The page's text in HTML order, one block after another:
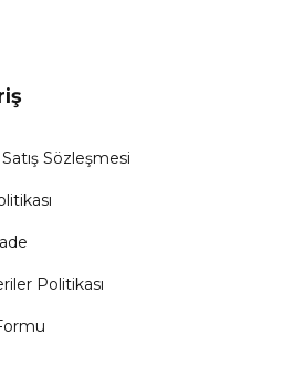
Sözleşmesi
Politikası